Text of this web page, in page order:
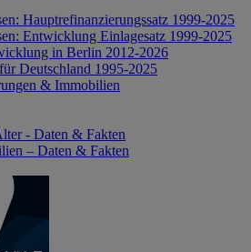
Hauptrefinanzierungssatz 1999-2025
Entwicklung Einlagesatz 1999-2025
in Berlin 2012-2026
Deutschland 1995-2025
& Immobilien
- Daten & Fakten
– Daten & Fakten